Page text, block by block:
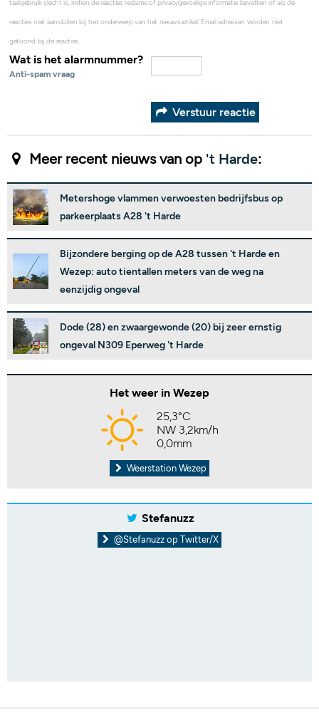
taalgebruik slecht is, indien de reacties reclame of privacygevoelige informatie bevatten of als de
reacties niet aansluiten bij het onderwerp van het nieuwsartikel. Email adressen worden niet
getoond bij de reacties.
Wat is het alarmnummer?
Anti-spam vraag
Verstuur reactie
Meer recent nieuws van op 't Harde:
Metershoge vlammen verwoesten bedrijfsbus op
parkeerplaats A28 't Harde
Bijzondere berging op de A28 tussen 't Harde en
Wezep: auto tientallen meters van de weg na
eenzijdig ongeval
Dode (28) en zwaargewonde (20) bij zeer ernstig
ongeval N309 Eperweg 't Harde
Het weer in Wezep
25,3°C
NW 3,2km/h
0,0mm
Weerstation Wezep
Stefanuzz
@Stefanuzz op Twitter/X